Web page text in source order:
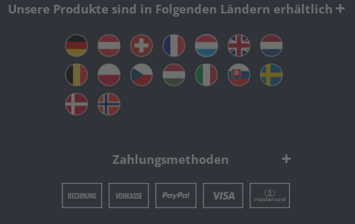
Unsere Produkte sind in Folgenden Ländern erhältlich
Zahlungsmethoden